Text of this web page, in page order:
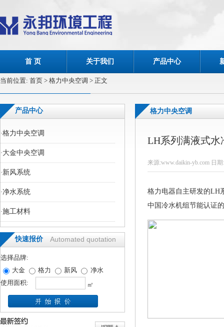
首 页 关于我们 产品中心
当前位置: 首页 > 格力中央空调 > 正文
产品中心
·格力中央空调
·大金中央空调
·新风系统
·净水系统
·施工材料
快速报价 Automated quotation
选择品牌:
大金
格力 新风
净水
使用面积:
㎡
格力中央空调
LH系列满液式水
来源:www.daikin-yb.com 日期
格力电器自主研发的LH
中国冷水机组节能认证